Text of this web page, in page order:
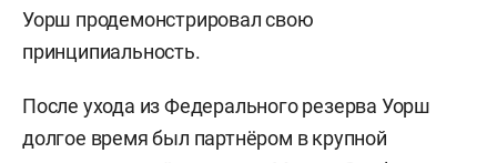
Уорш продемонстрировал свою
принципиальность.
После ухода из Федерального резерва Уорш
долгое время был партнёром в крупной